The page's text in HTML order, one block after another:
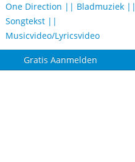
One Direction || Bladmuziek ||
Songtekst ||
Musicvideo/Lyricsvideo
Gratis Aanmelden